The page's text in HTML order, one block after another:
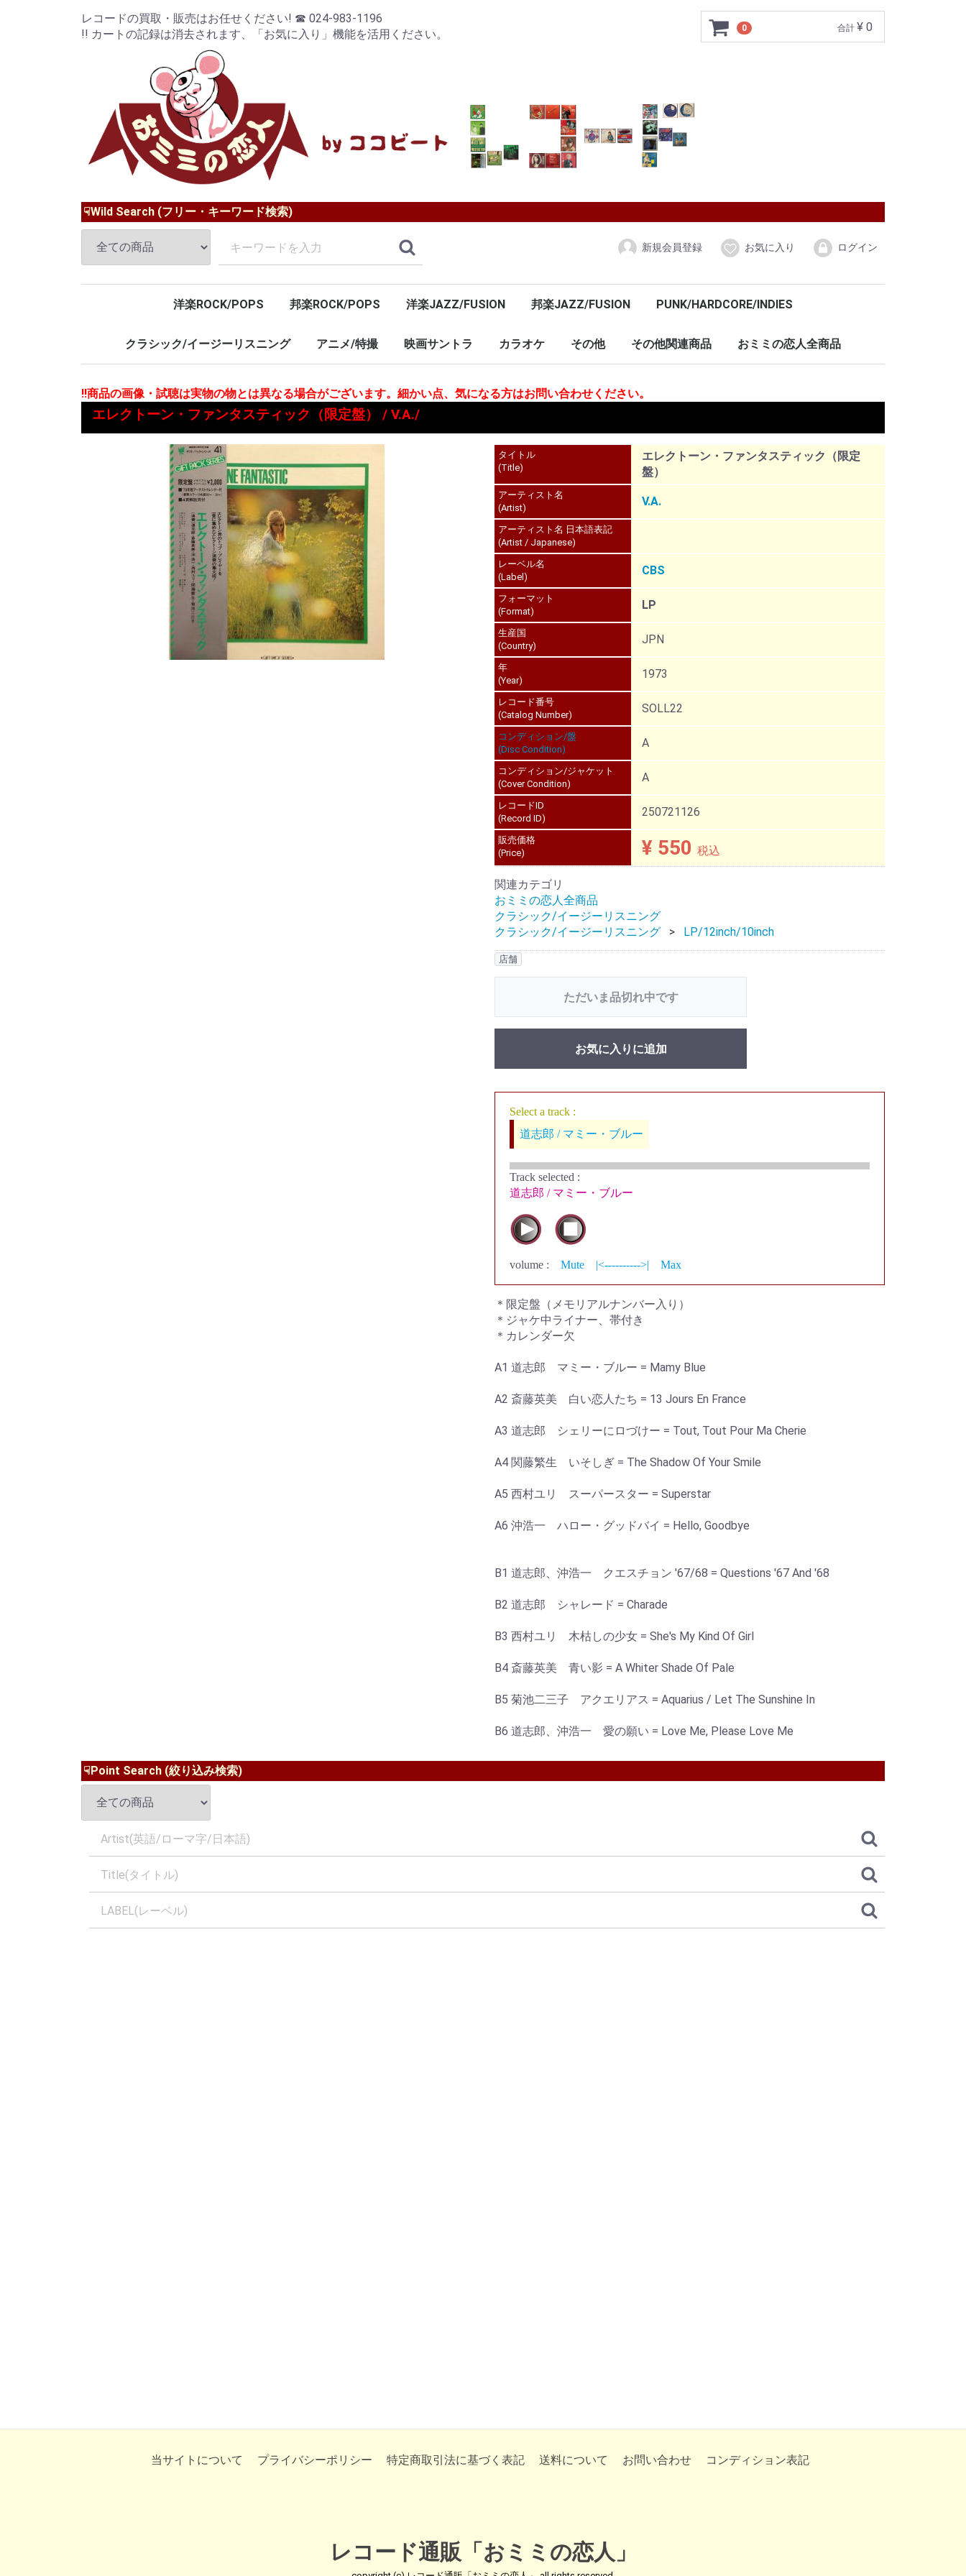
レコードの買取・販売はお任せください! ☎ 024-983-1196
!! カートの記録は消去されます、「お気に入り」機能を活用ください。
0 合計 ¥ 0
☟Wild Search (フリー・キーワード検索)
新規会員登録 お気に入り ログイン
洋楽ROCK/POPS
LP/12inch/10inch
7inch
邦楽ROCK/POPS
LP/12inch/10inch
7inch
洋楽JAZZ/FUSION
LP/12inch/10inch
7inch
邦楽JAZZ/FUSION
LP/12inch/10inch
7inch
PUNK/HARDCORE/INDIES
LP/12inch/10inch
7inch
クラシック/イージーリスニング アニメ/特撮 映画サントラ カラオケ その他 その他関連商品 おミミの恋人全商品
!!商品の画像・試聴は実物の物とは異なる場合がございます。細かい点、気になる方はお問い合わせください。
エレクトーン・ファンタスティック（限定盤） / V.A./
タイトル
(Title)
エレクトーン・ファンタスティック（限定
盤）
アーティスト名
(Artist)
V.A.
アーティスト名 日本語表記
(Artist / Japanese)
レーベル名
(Label)
CBS
フォーマット
(Format)
LP
生産国
(Country)
JPN
年
(Year)
1973
レコード番号
(Catalog Number)
SOLL22
コンディション/盤
(Disc Condition)
A
コンディション/ジャケット
(Cover Condition)
A
レコードID
(Record ID)
250721126
販売価格
(Price)
¥ 550 税込
関連カテゴリ
おミミの恋人全商品
クラシック/イージーリスニング
クラシック/イージーリスニング
LP/12inch/10inch
店舗
ただいま品切れ中です
お気に入りに追加
Select a track :
道志郎 / マミー・ブルー
Track selected :
道志郎 / マミー・ブルー
volume : Mute |<---------->| Max
＊限定盤（メモリアルナンバー入り）
＊ジャケ中ライナー、帯付き
＊カレンダー欠
A1 道志郎 マミー・ブルー = Mamy Blue
A2 斎藤英美 白い恋人たち = 13 Jours En France
A3 道志郎 シェリーにロづけー = Tout, Tout Pour Ma Cherie
A4 関藤繁生 いそしぎ = The Shadow Of Your Smile
A5 西村ユリ スーパースター = Superstar
A6 沖浩一 ハロー・グッドバイ = Hello, Goodbye
B1 道志郎、沖浩一 クエスチョン '67/68 = Questions '67 And '68
B2 道志郎 シャレード = Charade
B3 西村ユリ 木枯しの少女 = She's My Kind Of Girl
B4 斎藤英美 青い影 = A Whiter Shade Of Pale
B5 菊池二三子 アクエリアス = Aquarius / Let The Sunshine In
B6 道志郎、沖浩一 愛の願い = Love Me, Please Love Me
☟Point Search (絞り込み検索)
当サイトについて プライバシーポリシー 特定商取引法に基づく表記 送料について お問い合わせ コンディション表記
レコード通販「おミミの恋人」